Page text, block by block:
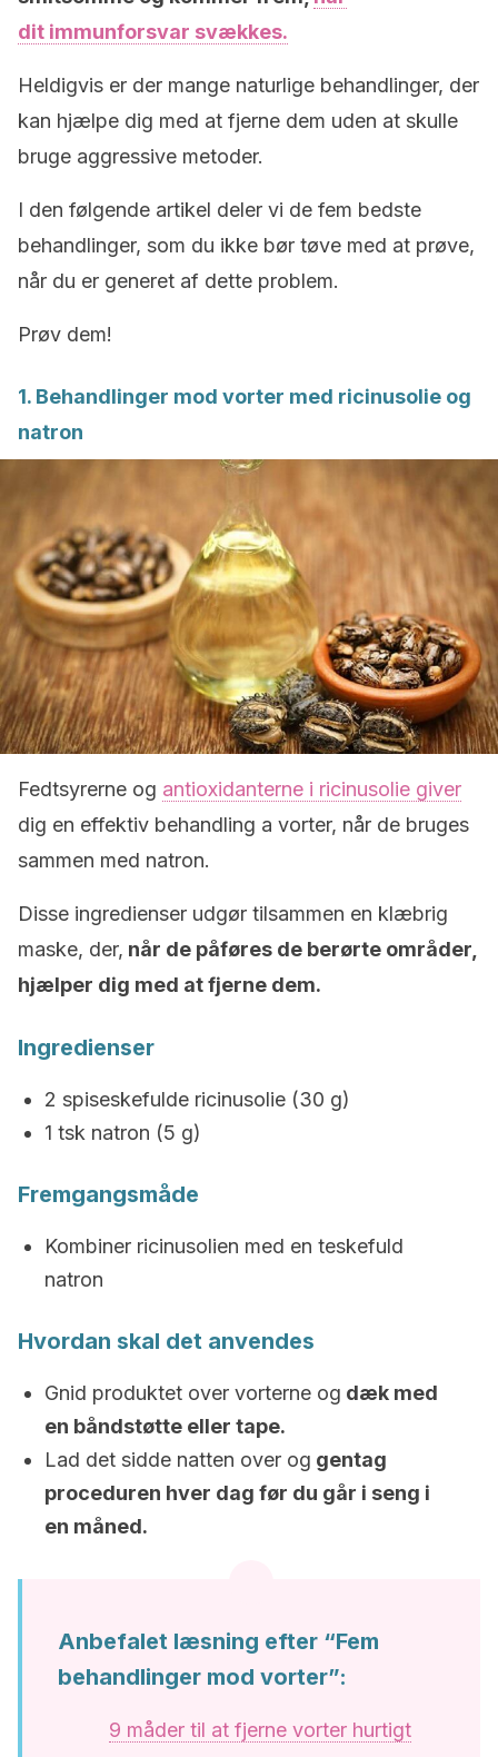
dit immunforsvar svækkes.
Heldigvis er der mange naturlige behandlinger, der
kan hjælpe dig med at fjerne dem uden at skulle
bruge aggressive metoder.
I den følgende artikel deler vi de fem bedste
behandlinger, som du ikke bør tøve med at prøve,
når du er generet af dette problem.
Prøv dem!
1. Behandlinger mod vorter med ricinusolie og
natron
Fedtsyrerne og antioxidanterne i ricinusolie giver
dig en effektiv behandling a vorter, når de bruges
sammen med natron.
Disse ingredienser udgør tilsammen en klæbrig
maske, der, når de påføres de berørte områder,
hjælper dig med at fjerne dem.
Ingredienser
2 spiseskefulde ricinusolie (30 g)
1 tsk natron (5 g)
Fremgangsmåde
Kombiner ricinusolien med en teskefuld
natron
Hvordan skal det anvendes
Gnid produktet over vorterne og dæk med
en båndstøtte eller tape.
Lad det sidde natten over og gentag
proceduren hver dag før du går i seng i
en måned.
Anbefalet læsning efter “Fem
behandlinger mod vorter”:
9 måder til at fjerne vorter hurtigt